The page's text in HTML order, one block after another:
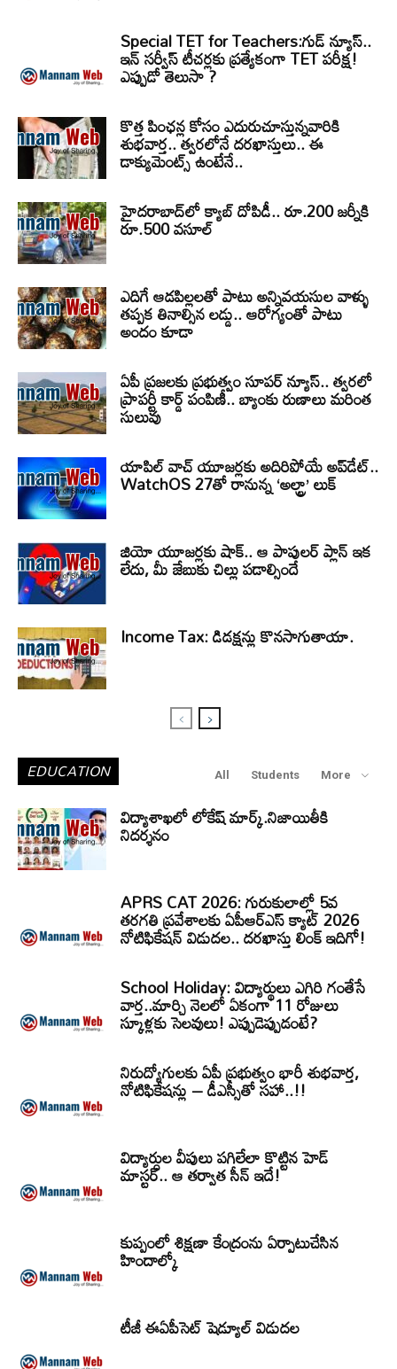
Special TET for Teachers:గుడ్ న్యూస్..
ఇన్ సర్వీస్ టీచర్లకు ప్రత్యేకంగా TET పరీక్ష!
ఎప్పుడో తెలుసా ?
కొత్త పింఛన్ల కోసం ఎదురుచూస్తున్నవారికి
శుభవార్త.. త్వరలోనే దరఖాస్తులు.. ఈ
డాక్యుమెంట్స్ ఉంటేనే..
హైదరాబాద్‌లో క్యాబ్‌ దోపిడీ.. రూ.200 జర్నీకి
రూ.500 వసూల్
ఎదిగే ఆడపిల్లలతో పాటు అన్నివయసుల వాళ్ళు
తప్పక తినాల్సిన లడ్డు.. ఆరోగ్యంతో పాటు
అందం కూడా
ఏపీ ప్రజలకు ప్రభుత్వం సూపర్ న్యూస్.. త్వరలో
ప్రాపర్టీ కార్డ్ పంపిణీ.. బ్యాంకు రుణాలు మరింత
సులువు
యాపిల్ వాచ్ యూజర్లకు అదిరిపోయే అప్‌డేట్..
WatchOS 27తో రానున్న ‘అల్ట్రా’ లుక్
జియో యూజర్లకు షాక్.. ఆ పాపులర్ ప్లాన్ ఇక
లేదు, మీ జేబుకు చిల్లు పడాల్సిందే
Income Tax: డిడక్షన్లు కొనసాగుతాయా.
EDUCATION All Students More
విద్యాశాఖలో లోకేష్ మార్క్.నిజాయితీకి
నిదర్శనం
APRS CAT 2026: గురుకులాల్లో 5వ
తరగతి ప్రవేశాలకు ఏపీఆర్‌ఎస్‌ క్యాట్‌ 2026
నోటిఫికేషన్‌ విడుదల.. దరఖాస్తు లింక్‌ ఇదిగో!
School Holiday: విద్యార్థులు ఎగిరి గంతేసే
వార్త..మార్చి నెలలో ఏకంగా 11 రోజులు
స్కూళ్లకు సెలవులు! ఎప్పుడెప్పుడంటే?
నిరుద్యోగులకు ఏపీ ప్రభుత్వం భారీ శుభవార్త,
నోటిఫికేషన్లు – డీఎస్సీతో సహా..!!
విద్యార్ధుల వీపులు పగిలేలా కొట్టిన హెడ్
మాస్టర్.. ఆ తర్వాత సీన్‌ ఇదే!
కుప్పంలో శిక్షణా కేంద్రంను ఏర్పాటుచేసిన
హిందాల్కో
టీజీ ఈఏపీసెట్‌ షెడ్యూల్‌ విడుదల